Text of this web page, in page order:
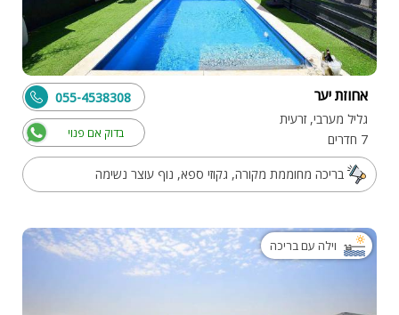
אחוזת יער
גליל מערבי, זרעית
7 חדרים
בדוק אם פנוי
055-4538308
בריכה מחוממת מקורה, גקוזי ספא, נוף עוצר נשימה
וילה עם בריכה